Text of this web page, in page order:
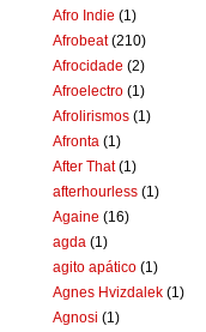
Afro Indie (1)
Afrobeat (210)
Afrocidade (2)
Afroelectro (1)
Afrolirismos (1)
Afronta (1)
After That (1)
afterhourless (1)
Againe (16)
agda (1)
agito apático (1)
Agnes Hvizdalek (1)
Agnosi (1)